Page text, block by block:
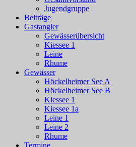
Jugendgruppe
Beiträge
Gastangler
Gewässerübersicht
Kiessee 1
Leine
Rhume
Gewässer
Höckelheimer See A
Höckelheimer See B
Kiessee 1
Kiessee 1a
Leine 1
Leine 2
Rhume
Termine